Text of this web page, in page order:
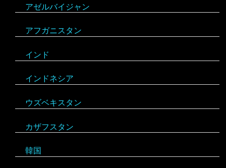
アゼルバイジャン
アフガニスタン
インド
インドネシア
ウズベキスタン
カザフスタン
韓国
コソボ
サンマリノ
ジョージア（グルジア）
スイス
スウェーデン
スペイン
スロバキア
スロヴァキア